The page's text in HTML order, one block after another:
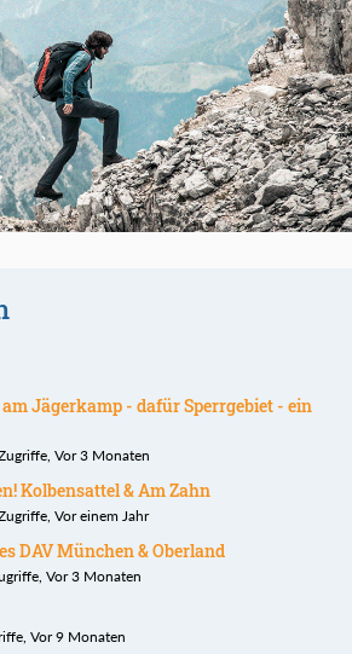
Jägerkamp - dafür Sperrgebiet - ein
Vor 3 Monaten
Kolbensattel & Am Zahn
Vor einem Jahr
DAV München & Oberland
Vor 3 Monaten
Vor 9 Monaten